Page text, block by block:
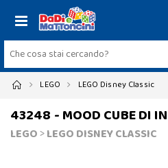
LEGO LEGO Disney Classic
43248 - MOOD CUBE DI
LEGO>LEGO DISNEY CLASSIC